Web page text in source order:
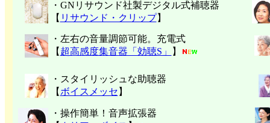
・GNリサウンド社製デジタル式補聴器
【 リサウンド・クリップ】
・左右の音量調節可能。充電式
【 超高感度集音器「効聴S」 】
・スタイリッシュな助聴器
【 ボイスメッセ 】
・操作簡単！音声拡張器